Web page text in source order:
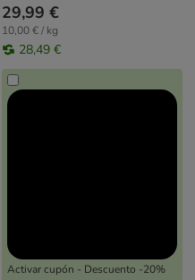
29,99 €
10,00 € / kg
28,49 €
Activar cupón - Descuento -20%